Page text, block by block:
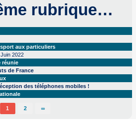
rubrique…
aux particuliers
2022
réunie
de France
des téléphones mobiles !
1 2 ∞